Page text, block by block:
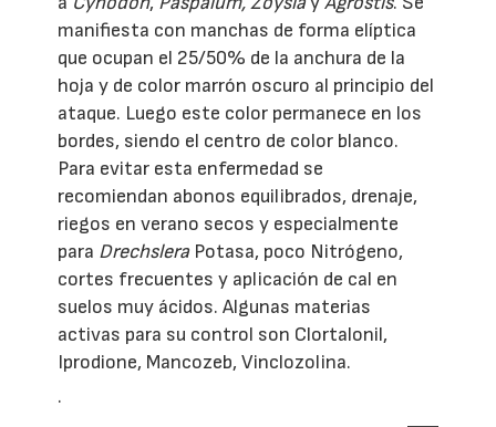
manifiesta con manchas de forma elíptica
que ocupan el 25/50% de la anchura de la
hoja y de color marrón oscuro al principio del
ataque. Luego este color permanece en los
bordes, siendo el centro de color blanco.
Para evitar esta enfermedad se
recomiendan abonos equilibrados, drenaje,
riegos en verano secos y especialmente
para Drechslera Potasa, poco Nitrógeno,
cortes frecuentes y aplicación de cal en
suelos muy ácidos. Algunas materias
activas para su control son Clortalonil,
Iprodione, Mancozeb, Vinclozolina.
·